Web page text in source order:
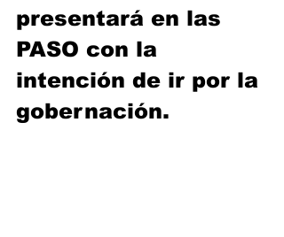
presentará en las
PASO con la
intención de ir por la
gobernación.